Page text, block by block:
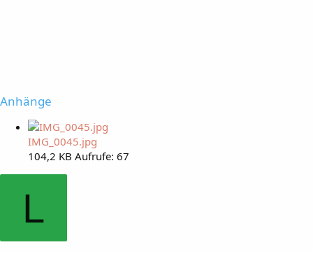
Anhänge
IMG_0045.jpg
104,2 KB Aufrufe: 67
L